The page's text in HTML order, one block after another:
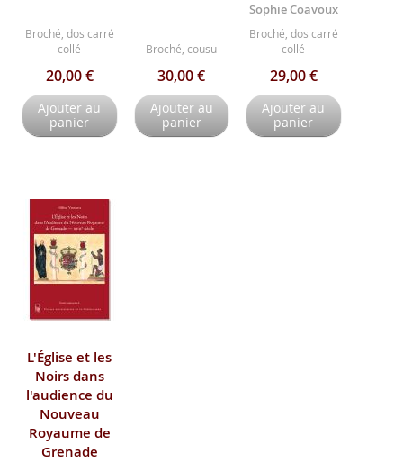
Broché, dos carré
collé
20,00 €
Ajouter au
panier
Broché, cousu
30,00 €
Ajouter au
panier
Sophie Coavoux
Broché, dos carré
collé
29,00 €
Ajouter au
panier
L'Église et les
Noirs dans
l'audience du
Nouveau
Royaume de
Grenade